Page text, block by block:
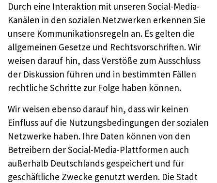
Durch eine Interaktion mit unseren Social-Media-
Kanälen in den sozialen Netzwerken erkennen Sie
unsere Kommunikationsregeln an. Es gelten die
allgemeinen Gesetze und Rechtsvorschriften. Wir
weisen darauf hin, dass Verstöße zum Ausschluss
der Diskussion führen und in bestimmten Fällen
rechtliche Schritte zur Folge haben können.
Wir weisen ebenso darauf hin, dass wir keinen
Einfluss auf die Nutzungsbedingungen der sozialen
Netzwerke haben. Ihre Daten können von den
Betreibern der Social-Media-Plattformen auch
außerhalb Deutschlands gespeichert und für
geschäftliche Zwecke genutzt werden. Die Stadt